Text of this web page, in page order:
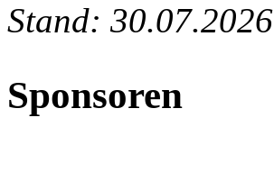
Stand: 30.07.2026
Sponsoren